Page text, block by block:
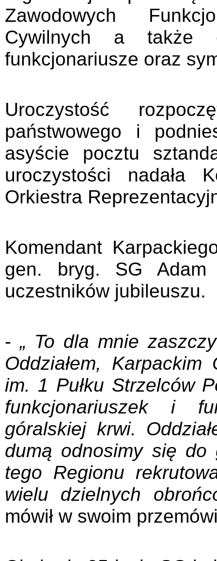
Zawodowych
Cywilnych a także
funkcjonariusze oraz
Uroczystość
państwowego i
asyście pocztu
uroczystości nadała
Orkiestra
Komendant
gen. bryg. SG Adam
uczestników jubileuszu.
- „ To dla mnie
Oddziałem, Karpackim
im. 1 Pułku Strzelców
funkcjonariuszek i
góralskiej krwi.
dumą odnosimy się
tego Regionu
wielu dzielnych
mówił w swoim